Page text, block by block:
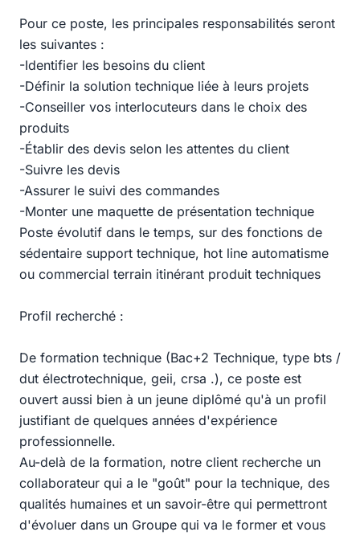
Pour ce poste, les principales responsabilités seront
les suivantes :
-Identifier les besoins du client
-Définir la solution technique liée à leurs projets
-Conseiller vos interlocuteurs dans le choix des
produits
-Établir des devis selon les attentes du client
-Suivre les devis
-Assurer le suivi des commandes
-Monter une maquette de présentation technique
Poste évolutif dans le temps, sur des fonctions de
sédentaire support technique, hot line automatisme
ou commercial terrain itinérant produit techniques
Profil recherché :
De formation technique (Bac+2 Technique, type bts /
dut électrotechnique, geii, crsa .), ce poste est
ouvert aussi bien à un jeune diplômé qu'à un profil
justifiant de quelques années d'expérience
professionnelle.
Au-delà de la formation, notre client recherche un
collaborateur qui a le "goût" pour la technique, des
qualités humaines et un savoir-être qui permettront
d'évoluer dans un Groupe qui va le former et vous